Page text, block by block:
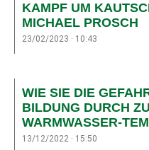
KAMPF UM
MICHAEL PROSCH
23/02/2023 10:43
WIE SIE DIE
BILDUNG DURCH
WARMWASSER-
13/12/2022 15:50